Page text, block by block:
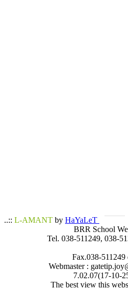
..:: L-AMANT by HaYaLeT
BRR School
Tel. 038-511249, 038-
Fax.038-
Webmaster :
7.02.07(17-10-
The best view this